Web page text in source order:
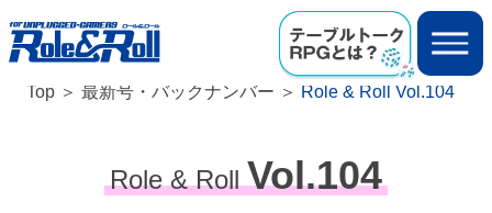
Top 最新号・バックナンバー Role & Roll Vol.104
Role & RollVol.104